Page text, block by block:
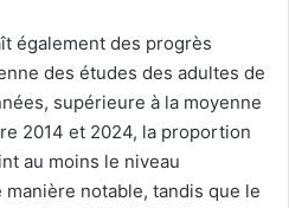
également des progrès
des études des adultes de
supérieure à la moyenne
2014 et 2024, la proportion
au moins le niveau
notable, tandis que le